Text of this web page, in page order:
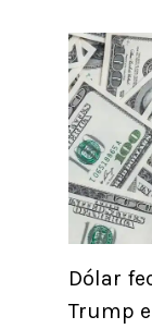
Dólar
Trump